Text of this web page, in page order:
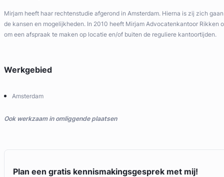
Mirjam heeft haar rechtenstudie afgerond in Amsterdam. Hierna is zij zich
de kansen en mogelijkheden. In 2010 heeft Mirjam Advocatenkantoor
om een afspraak te maken op locatie en/of buiten de reguliere kantoortijden.
Werkgebied
Amsterdam
Ook werkzaam in omliggende plaatsen
Plan een gratis kennismakingsgesprek met mij!